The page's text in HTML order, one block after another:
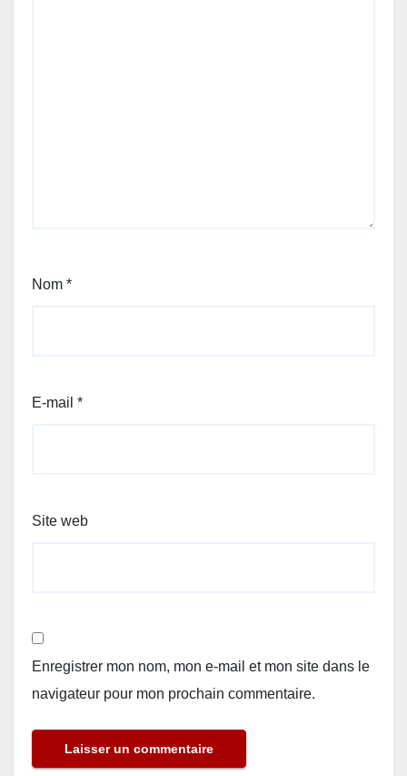
Nom *
E-mail *
Site web
Enregistrer mon nom, mon e-mail et mon site dans le
navigateur pour mon prochain commentaire.